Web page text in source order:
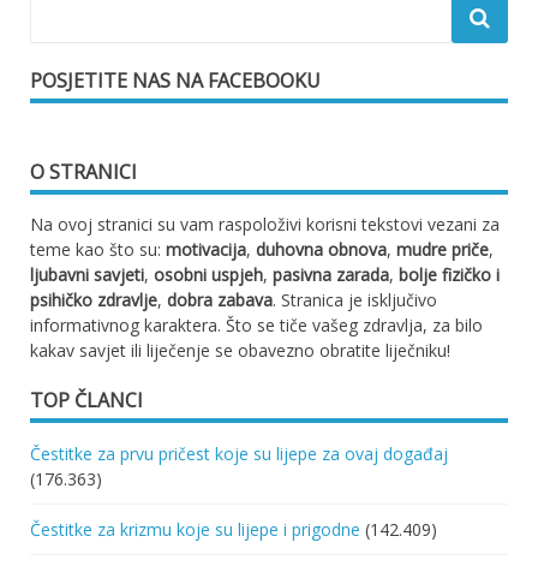
POSJETITE NAS NA FACEBOOKU
O STRANICI
Na ovoj stranici su vam raspoloživi korisni tekstovi vezani za
teme kao što su: motivacija, duhovna obnova, mudre priče,
ljubavni savjeti, osobni uspjeh, pasivna zarada, bolje fizičko i
psihičko zdravlje, dobra zabava. Stranica je isključivo
informativnog karaktera. Što se tiče vašeg zdravlja, za bilo
kakav savjet ili liječenje se obavezno obratite liječniku!
TOP ČLANCI
Čestitke za prvu pričest koje su lijepe za ovaj događaj
(176.363)
Čestitke za krizmu koje su lijepe i prigodne (142.409)